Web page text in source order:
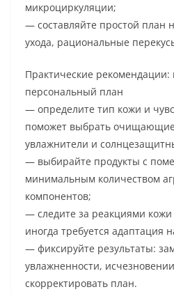
микроциркуляции;
— составляйте простой план
ухода, рациональные
Практические рекомендации:
персональный план
— определите тип кожи и
поможет выбрать очищающие
увлажнители и
— выбирайте продукты с
минимальным количеством
компонентов;
— следите за реакциями
иногда требуется адаптация
— фиксируйте результаты:
увлажненности,
скорректировать план.